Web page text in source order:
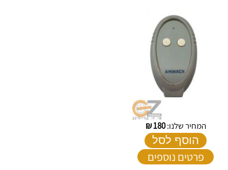
המחיר שלנו:180
₪
הוסף לסל
פרטים נוספים